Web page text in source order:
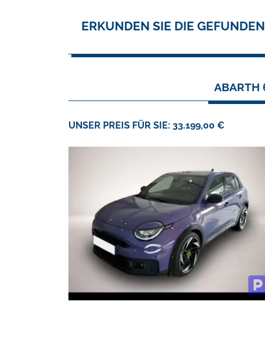
ERKUNDEN SIE DIE
ABARTH
UNSER PREIS FÜR SIE: 33.199,00 €